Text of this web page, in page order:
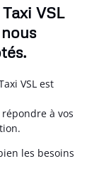
VSL
VSL est
à vos
les besoins